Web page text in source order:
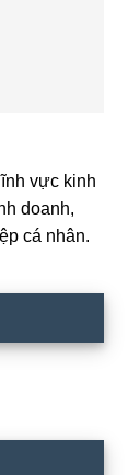
vực kinh
doanh,
cá nhân.